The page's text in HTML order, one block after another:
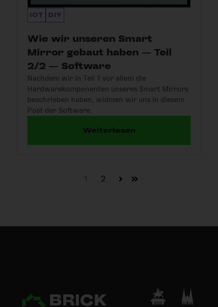
IOT DIY
Wie wir unseren Smart
Mirror gebaut haben — Teil
2/2 — Software
Nachdem wir in Teil 1 vor allem die
Hardwarekomponenten unseres Smart Mirrors
beschrieben haben, widmen wir uns in diesem
Post der Software.
Weiterlesen
1 2
WeiterLetzte